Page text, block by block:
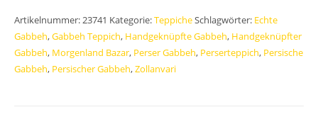
Gabbeh
Teppich
191
x
Artikelnummer:23741 Kategorie:TeppicheSchlagwörter: Echte
Gabbeh,Gabbeh Teppich, Handgeknüpfte Gabbeh, Handgeknüpfter
Gabbeh, Morgenland Bazar, Perser Gabbeh, Perserteppich, Persische
Gabbeh, Persischer Gabbeh,Zollanvari